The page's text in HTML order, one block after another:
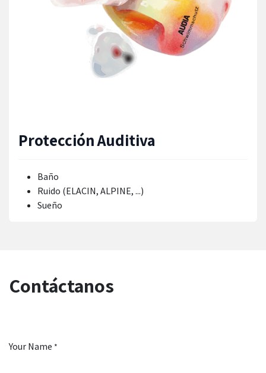
Protección Auditiva
Baño
Ruido (ELACIN, ALPINE, ...)
Sueño
Contáctanos
Your Name *